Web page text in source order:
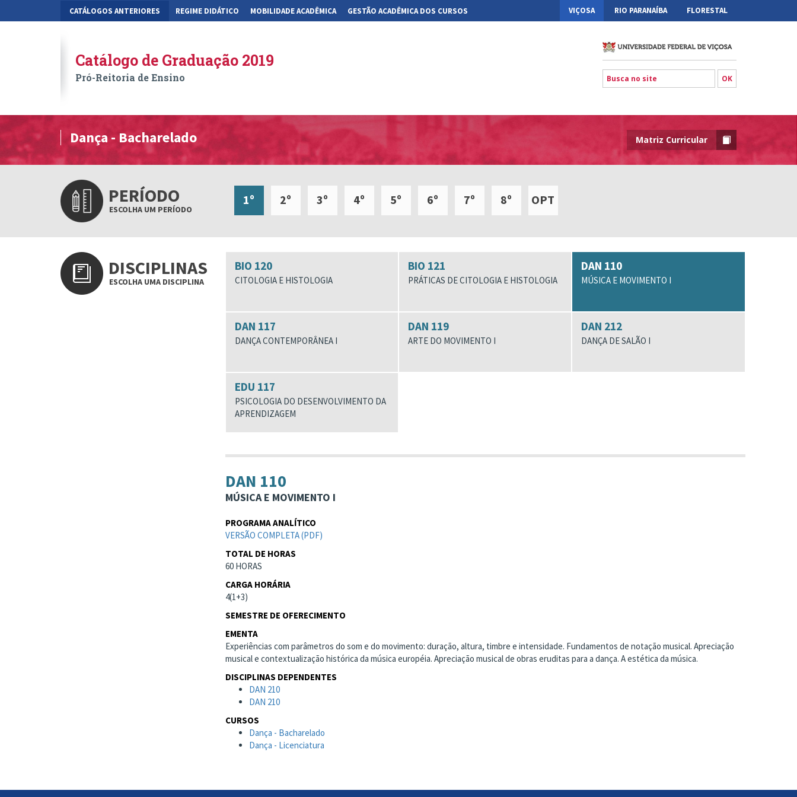
CATÁLOGOS ANTERIORES REGIME DIDÁTICO MOBILIDADE ACADÊMICA GESTÃO ACADÊMICA DOS CURSOS VIÇOSA RIO PARANAÍBA FLORESTAL
Catálogo de Graduação 2019
Pró-Reitoria de Ensino
Dança - Bacharelado Matriz Curricular
PERÍODO
ESCOLHA UM PERÍODO
1º 2º 3º 4º 5º 6º 7º 8º OPT
DISCIPLINAS
ESCOLHA UMA DISCIPLINA
BIO 120
CITOLOGIA E HISTOLOGIA
BIO 121
PRÁTICAS DE CITOLOGIA E HISTOLOGIA
DAN 110
MÚSICA E MOVIMENTO I
DAN 117
DANÇA CONTEMPORÂNEA I
DAN 119
ARTE DO MOVIMENTO I
DAN 212
DANÇA DE SALÃO I
EDU 117
PSICOLOGIA DO DESENVOLVIMENTO DA
APRENDIZAGEM
DAN 110
MÚSICA E MOVIMENTO I
PROGRAMA ANALÍTICO
VERSÃO COMPLETA (PDF)
TOTAL DE HORAS
60 HORAS
CARGA HORÁRIA
4(1+3)
SEMESTRE DE OFERECIMENTO
EMENTA
Experiências com parâmetros do som e do movimento: duração, altura, timbre e intensidade. Fundamentos de notação musical. Apreciação
musical e contextualização histórica da música européia. Apreciação musical de obras eruditas para a dança. A estética da música.
DISCIPLINAS DEPENDENTES
DAN 210
DAN 210
CURSOS
Dança - Bacharelado
Dança - Licenciatura